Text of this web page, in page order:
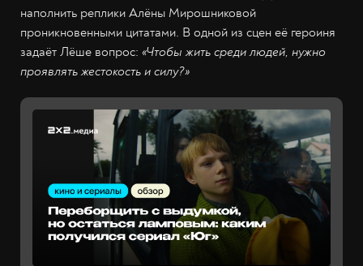
наполнить реплики Алёны Мирошниковой
проникновенными цитатами. В одной из сцен её героиня
задаёт Лёше вопрос: «Чтобы жить среди людей, нужно
проявлять жестокость и силу?»